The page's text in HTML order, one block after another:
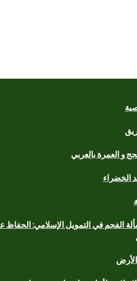
و العمرة بالعربي
الخضراء
الفحم في التمويل الإسلامي: الحفاظ